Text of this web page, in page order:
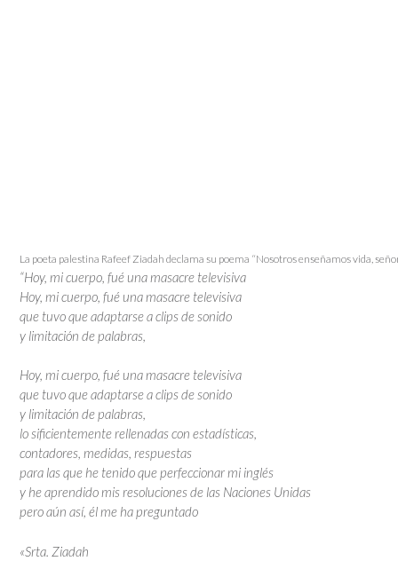
La poeta palestina Rafeef Ziadah declama su poema “Nosotros enseñamos vida,
“Hoy, mi cuerpo, fué una masacre televisiva
Hoy, mi cuerpo, fué una masacre televisiva
que tuvo que adaptarse a clips de sonido
y limitación de palabras,
Hoy, mi cuerpo, fué una masacre televisiva
que tuvo que adaptarse a clips de sonido
y limitación de palabras,
lo sificientemente rellenadas con estadísticas,
contadores, medidas, respuestas
para las que he tenido que perfeccionar mi inglés
y he aprendido mis resoluciones de las Naciones Unidas
pero aún así, él me ha preguntado
«Srta. Ziadah